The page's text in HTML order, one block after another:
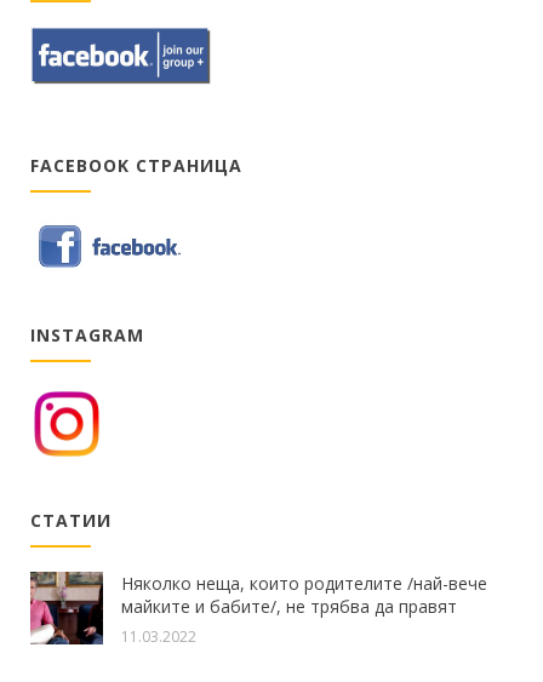
FACEBOOK СТРАНИЦА
INSTAGRAM
СТАТИИ
Няколко неща, които родителите /най-вече
майките и бабите/, не трябва да правят
11.03.2022